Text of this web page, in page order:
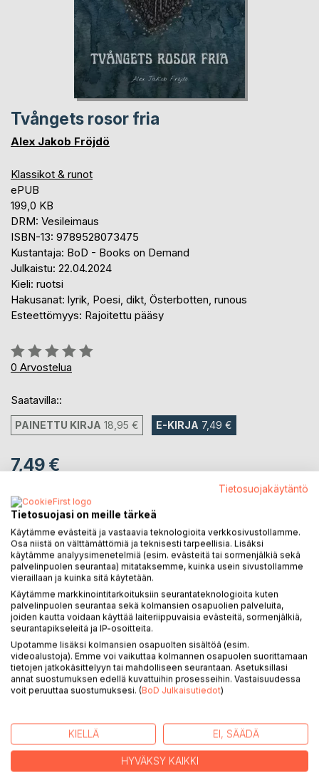
Tvångets rosor fria
Alex Jakob Fröjdö
Klassikot & runot
ePUB
199,0 KB
DRM: Vesileimaus
ISBN-13: 9789528073475
Kustantaja: BoD - Books on Demand
Julkaistu: 22.04.2024
Kieli: ruotsi
Hakusanat: lyrik, Poesi, dikt, Österbotten, runous
Esteettömyys: Rajoitettu pääsy
Arvostelu::
0%
0 Arvostelua
Saatavilla::
PAINETTU KIRJA 18,95 € E-KIRJA 7,49 €
7,49 €
Heti ladattavissa
LISÄÄ OSTOSKORIIN
Lisää muistilistalle
Arvostele tuote
"Tvångets rosor fria" är en bok som tar avstamp i det
tidlösa och allmänmänskliga.
Tietosuojakäytäntö
Tietosuojasi on meille tärkeä
Käytämme evästeitä ja vastaavia teknologioita verkkosivustollamme.
Osa niistä on välttämättömiä ja teknisesti tarpeellisia. Lisäksi
käytämme analyysimenetelmiä (esim. evästeitä tai sormenjälkiä sekä
palvelinpuolen seurantaa) mitataksemme, kuinka usein sivustollamme
vieraillaan ja kuinka sitä käytetään.
Käytämme markkinointitarkoituksiin seurantateknologioita kuten
palvelinpuolen seurantaa sekä kolmansien osapuolien palveluita,
joiden kautta voidaan käyttää laiteriippuvaisia evästeitä, sormenjälkiä,
seurantapikseleitä ja IP-osoitteita.
Upotamme lisäksi kolmansien osapuolten sisältöä (esim.
videoalustoja). Emme voi vaikuttaa kolmannen osapuolen suorittamaan
tietojen jatkokäsittelyyn tai mahdolliseen seurantaan. Asetuksillasi
annat suostumuksen edellä kuvattuihin prosesseihin. Vastaisuudessa
voit peruuttaa suostumuksesi. (BoD Julkaisutiedot)
KIELLÄ EI, SÄÄDÄ
HYVÄKSY KAIKKI